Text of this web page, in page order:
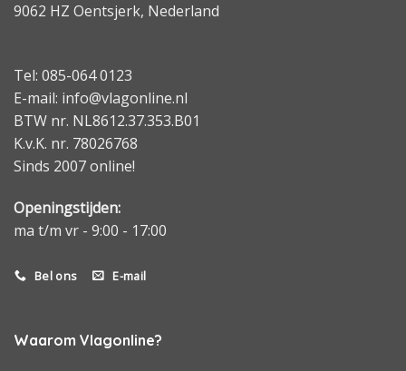
9062 HZ Oentsjerk, Nederland
Tel: 085-064 0123
E-mail: info@vlagonline.nl
BTW nr. NL8612.37.353.B01
K.v.K. nr. 78026768
Sinds 2007 online!
Openingstijden:
ma t/m vr - 9:00 - 17:00
Bel ons E-mail
Waarom Vlagonline?